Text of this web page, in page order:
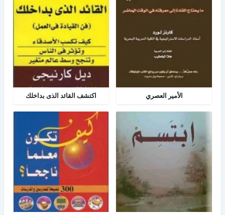
الأمير العصري اكتشف القائد الذى بداخلك